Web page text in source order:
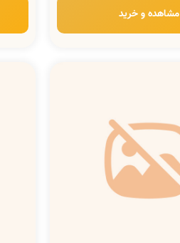
مشاهده و خرید